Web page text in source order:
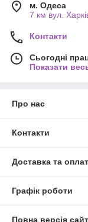
м. Одеса
7 км вул.
Контакти
Сьогодні
Показати
Про нас
Контакти
Доставка та
Графік роботи
Повна версія